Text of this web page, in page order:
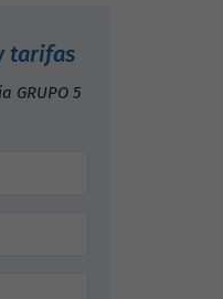
tarifas
GRUPO 5